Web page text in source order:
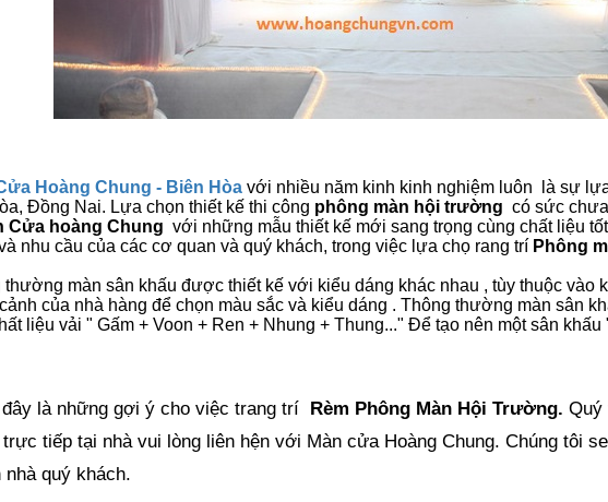
Hoàng Chung - Biên Hòa với nhiều năm kinh kinh nghiệm luôn là sự
Đồng Nai. Lựa chọn thiết kế thi công phông màn hội trường có sức
Cửa hoàng Chung với những mẫu thiết kế mới sang trọng cùng chất liệu
nhu cầu của các cơ quan và quý khách, trong việc lựa chọ rang trí Phông
thường màn sân khấu được thiết kế với kiểu dáng khác nhau , tùy thuộc vào
của nhà hàng để chọn màu sắc và kiểu dáng . Thông thường màn sân
liệu vải " Gấm + Voon + Ren + Nhung + Thung..." Để tạo nên một sân
đây là những gợi ý cho việc trang trí Rèm Phông Màn Hội Trường. Quý
tiếp tại nhà vui lòng liên hện với Màn cửa Hoàng Chung. Chúng tôi
nhà quý khách.